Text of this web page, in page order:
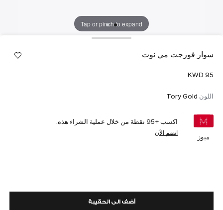
Tap or pinch to expand
سوار فورجت مي نوت
اللون Tory Gold
ميوز
اكسب +95 نقطة من خلال عملية الشراء هذه.
انضم الآن
أضف الى الحقيبة